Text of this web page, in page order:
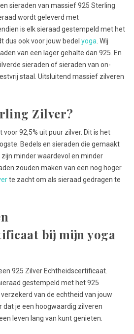
sieraden van massief 925 Sterling
wordt geleverd met
is elk sieraad gestempeld met het
dus ook voor jouw bedel yoga . Wij
van een lager gehalte dan 925. En
sieraden of sieraden van on-
staal. Uitsluitend massief zilveren
Zilver?
92,5% uit puur zilver. Dit is het
Bedels en sieraden die gemaakt
minder waardevol en minder
zouden maken van een nog hoger
te zacht om als sieraad gedragen te
bij mijn yoga
925 Zilver Echtheidscertificaat.
gestempeld met het 925
van de echtheid van jouw
dat je een hoogwaardig zilveren
leven lang van kunt genieten.